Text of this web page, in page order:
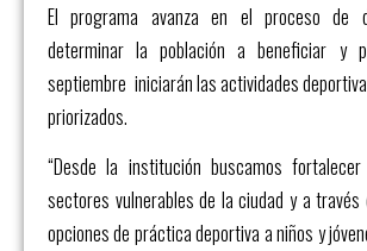
El programa avanza en el proceso de
determinar la población a beneficiar y
septiembre iniciarán las actividades
priorizados.
“Desde la institución buscamos
sectores vulnerables de la ciudad y a
opciones de práctica deportiva a niños y